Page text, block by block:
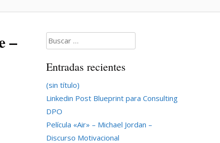
– Buscar:
Entradas recientes
(sin título)
Linkedin Post Blueprint para Consulting
DPO
Película «Air» – Michael Jordan –
Discurso Motivacional